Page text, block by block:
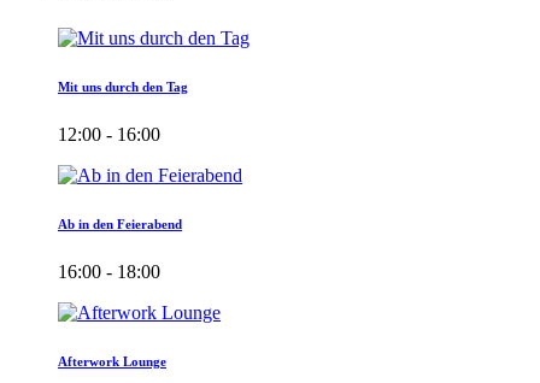
Mit uns durch den Tag
12:00 - 16:00
Ab in den Feierabend
16:00 - 18:00
Afterwork Lounge